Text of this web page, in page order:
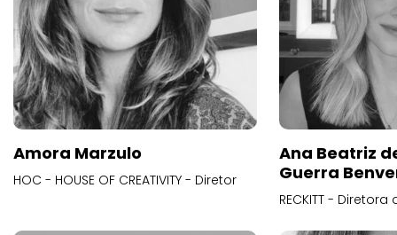
Amora Marzulo
HOC - HOUSE OF CREATIVITY - Diretor
Ana Beatriz
Guerra
RECKITT -